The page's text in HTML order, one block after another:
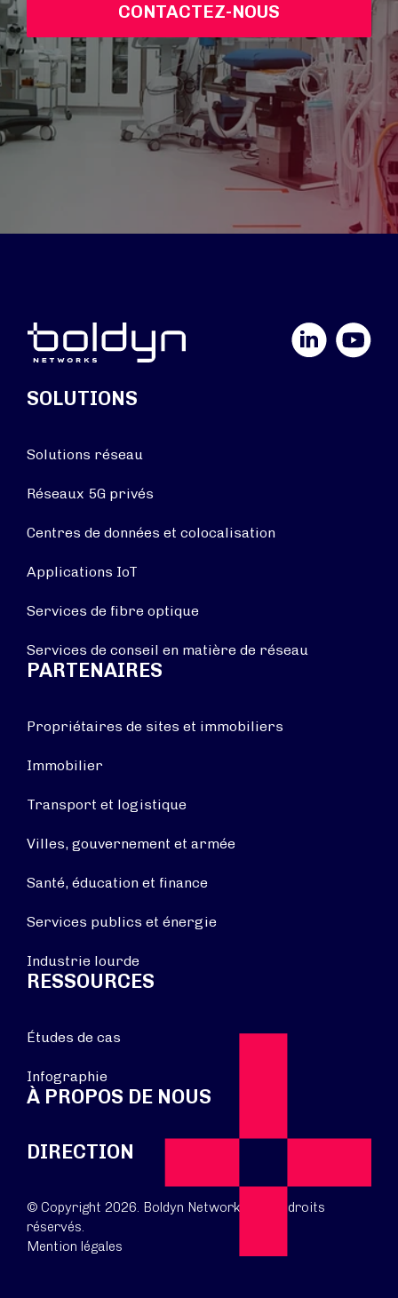
CONTACTEZ-NOUS
YouTube
SOLUTIONS
Solutions réseau
Réseaux 5G privés
Centres de données et colocalisation
Applications IoT
Services de fibre optique
Services de conseil en matière de réseau
PARTENAIRES
Propriétaires de sites et immobiliers
Immobilier
Transport et logistique
Villes, gouvernement et armée
Santé, éducation et finance
Services publics et énergie
Industrie lourde
RESSOURCES
Études de cas
Infographie
À PROPOS DE NOUS
DIRECTION
© Copyright 2026. Boldyn Networks. Tous droits
réservés.
Mention légales